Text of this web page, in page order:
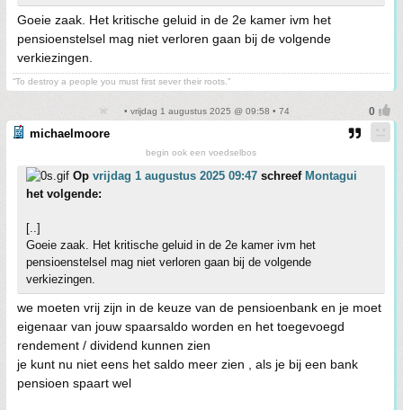
Goeie zaak. Het kritische geluid in de 2e kamer ivm het
pensioenstelsel mag niet verloren gaan bij de volgende
verkiezingen.
“To destroy a people you must first sever their roots.”
• vrijdag 1 augustus 2025 @ 09:58 • 74
michaelmoore
begin ook een voedselbos
Op vrijdag 1 augustus 2025 09:47 schreef Montagui
het volgende:
[..]
Goeie zaak. Het kritische geluid in de 2e kamer ivm het
pensioenstelsel mag niet verloren gaan bij de volgende
verkiezingen.
we moeten vrij zijn in de keuze van de pensioenbank en je moet
eigenaar van jouw spaarsaldo worden en het toegevoegd
rendement / dividend kunnen zien
je kunt nu niet eens het saldo meer zien , als je bij een bank
pensioen spaart wel